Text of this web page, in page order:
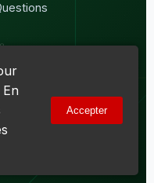
Conditions d'utilisation
:
1702-3051TQ0001
Accepter